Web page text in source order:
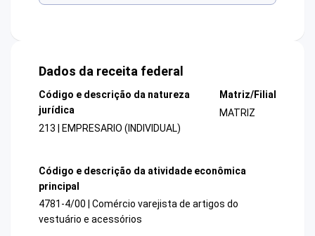
Dados da receita federal
Código e descrição da natureza
jurídica
213 | EMPRESARIO (INDIVIDUAL)
Matriz/Filial
MATRIZ
Código e descrição da atividade econômica
principal
4781-4/00 | Comércio varejista de artigos do
vestuário e acessórios